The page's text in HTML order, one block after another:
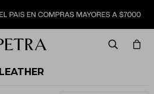
LEATHER